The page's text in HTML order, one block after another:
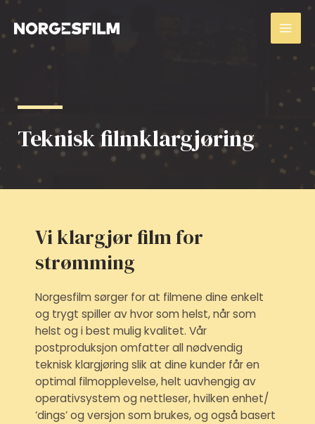
Hopp
rett
til
Teknisk filmklargjøring
Vi klargjør film for
strømming
Norgesfilm sørger for at filmene dine enkelt
og trygt spiller av hvor som helst, når som
helst og i best mulig kvalitet. Vår
postproduksjon omfatter all nødvendig
teknisk klargjøring slik at dine kunder får en
optimal filmopplevelse, helt uavhengig av
operativsystem og nettleser, hvilken enhet/
‘dings’ og versjon som brukes, og også basert